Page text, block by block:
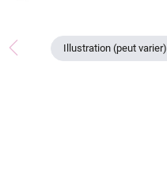
Illustration (peut varier)